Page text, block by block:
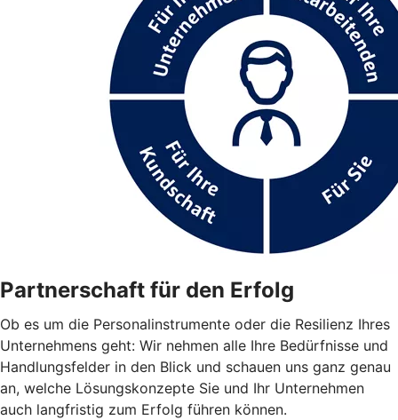
Partnerschaft für den Erfolg
Ob es um die Personalinstrumente oder die Resilienz Ihres
Unternehmens geht: Wir nehmen alle Ihre Bedürfnisse und
Handlungsfelder in den Blick und schauen uns ganz genau
an, welche Lösungskonzepte Sie und Ihr Unternehmen
auch langfristig zum Erfolg führen können.